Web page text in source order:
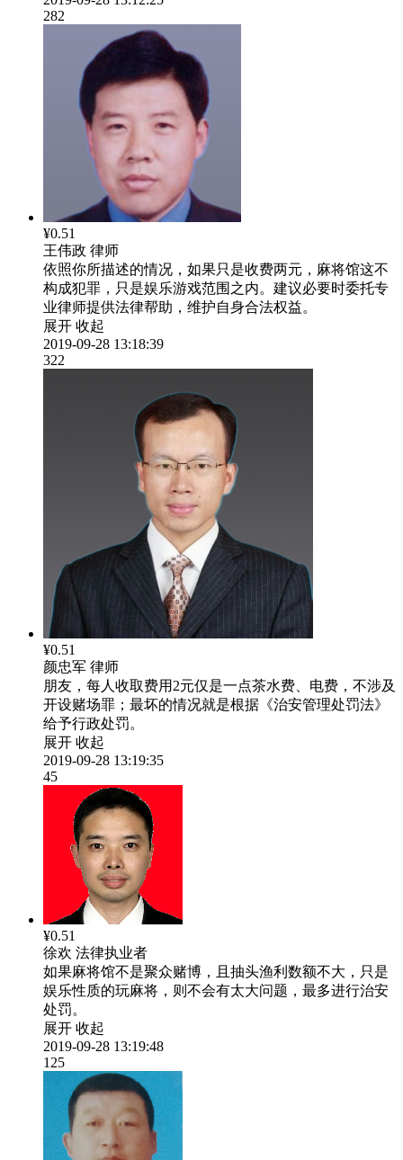
282
¥0.51
王伟政 律师
依照你所描述的情况，如果只是收费两元，麻将馆这不
构成犯罪，只是娱乐游戏范围之内。建议必要时委托专
业律师提供法律帮助，维护自身合法权益。
展开 收起
2019-09-28 13:18:39
322
¥0.51
颜忠军 律师
朋友，每人收取费用2元仅是一点茶水费、电费，不涉及
开设赌场罪；最坏的情况就是根据《治安管理处罚法》
给予行政处罚。
展开 收起
2019-09-28 13:19:35
45
¥0.51
徐欢 法律执业者
如果麻将馆不是聚众赌博，且抽头渔利数额不大，只是
娱乐性质的玩麻将，则不会有太大问题，最多进行治安
处罚。
展开 收起
2019-09-28 13:19:48
125